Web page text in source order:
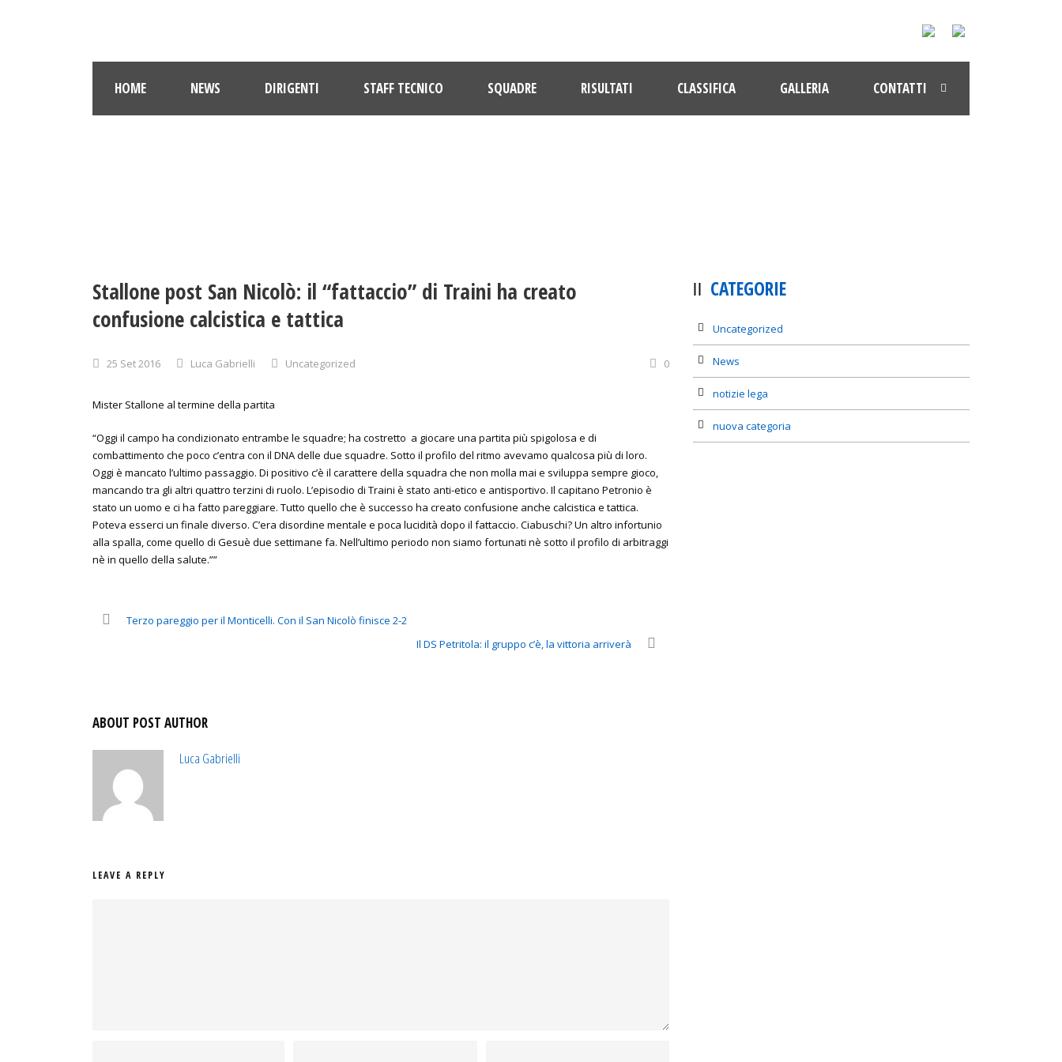
HOME NEWS DIRIGENTI STAFF TECNICO SQUADRE RISULTATI CLASSIFICA GALLERIA CONTATTI
Stallone post San Nicolò: il “fattaccio” di Traini ha creato
confusione calcistica e tattica
25 Set 2016 Luca Gabrielli Uncategorized 0
Mister Stallone al termine della partita
“Oggi il campo ha condizionato entrambe le squadre; ha costretto a giocare una partita più spigolosa e di
combattimento che poco c’entra con il DNA delle due squadre. Sotto il profilo del ritmo avevamo qualcosa più di loro.
Oggi è mancato l’ultimo passaggio. Di positivo c’è il carattere della squadra che non molla mai e sviluppa sempre gioco,
mancando tra gli altri quattro terzini di ruolo. L’episodio di Traini è stato anti-etico e antisportivo. Il capitano Petronio è
stato un uomo e ci ha fatto pareggiare. Tutto quello che è successo ha creato confusione anche calcistica e tattica.
Poteva esserci un finale diverso. C’era disordine mentale e poca lucidità dopo il fattaccio. Ciabuschi? Un altro infortunio
alla spalla, come quello di Gesuè due settimane fa. Nell’ultimo periodo non siamo fortunati nè sotto il profilo di arbitraggi
nè in quello della salute.””
Terzo pareggio per il Monticelli. Con il San Nicolò finisce 2-2
Il DS Petritola: il gruppo c’è, la vittoria arriverà
ABOUT POST AUTHOR
Luca Gabrielli
LEAVE A REPLY
CATEGORIE
Uncategorized
News
notizie lega
nuova categoria